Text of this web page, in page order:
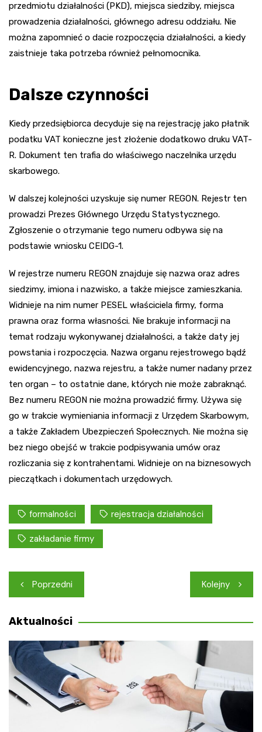
przedmiotu działalności (PKD), miejsca siedziby, miejsca
prowadzenia działalności, głównego adresu oddziału. Nie
można zapomnieć o dacie rozpoczęcia działalności, a kiedy
zaistnieje taka potrzeba również pełnomocnika.
Dalsze czynności
Kiedy przedsiębiorca decyduje się na rejestrację jako płatnik
podatku VAT konieczne jest złożenie dodatkowo druku VAT-
R. Dokument ten trafia do właściwego naczelnika urzędu
skarbowego.
W dalszej kolejności uzyskuje się numer REGON. Rejestr ten
prowadzi Prezes Głównego Urzędu Statystycznego.
Zgłoszenie o otrzymanie tego numeru odbywa się na
podstawie wniosku CEIDG-1.
W rejestrze numeru REGON znajduje się nazwa oraz adres
siedzimy, imiona i nazwisko, a także miejsce zamieszkania.
Widnieje na nim numer PESEL właściciela firmy, forma
prawna oraz forma własności. Nie brakuje informacji na
temat rodzaju wykonywanej działalności, a także daty jej
powstania i rozpoczęcia. Nazwa organu rejestrowego bądź
ewidencyjnego, nazwa rejestru, a także numer nadany przez
ten organ – to ostatnie dane, których nie może zabraknąć.
Bez numeru REGON nie można prowadzić firmy. Używa się
go w trakcie wymieniania informacji z Urzędem Skarbowym,
a także Zakładem Ubezpieczeń Społecznych. Nie można się
bez niego obejść w trakcie podpisywania umów oraz
rozliczania się z kontrahentami. Widnieje on na biznesowych
pieczątkach i dokumentach urzędowych.
formalności rejestracja działalności
zakładanie firmy
Nawigacja
wpisu
Poprzedni Kolejny
Aktualności